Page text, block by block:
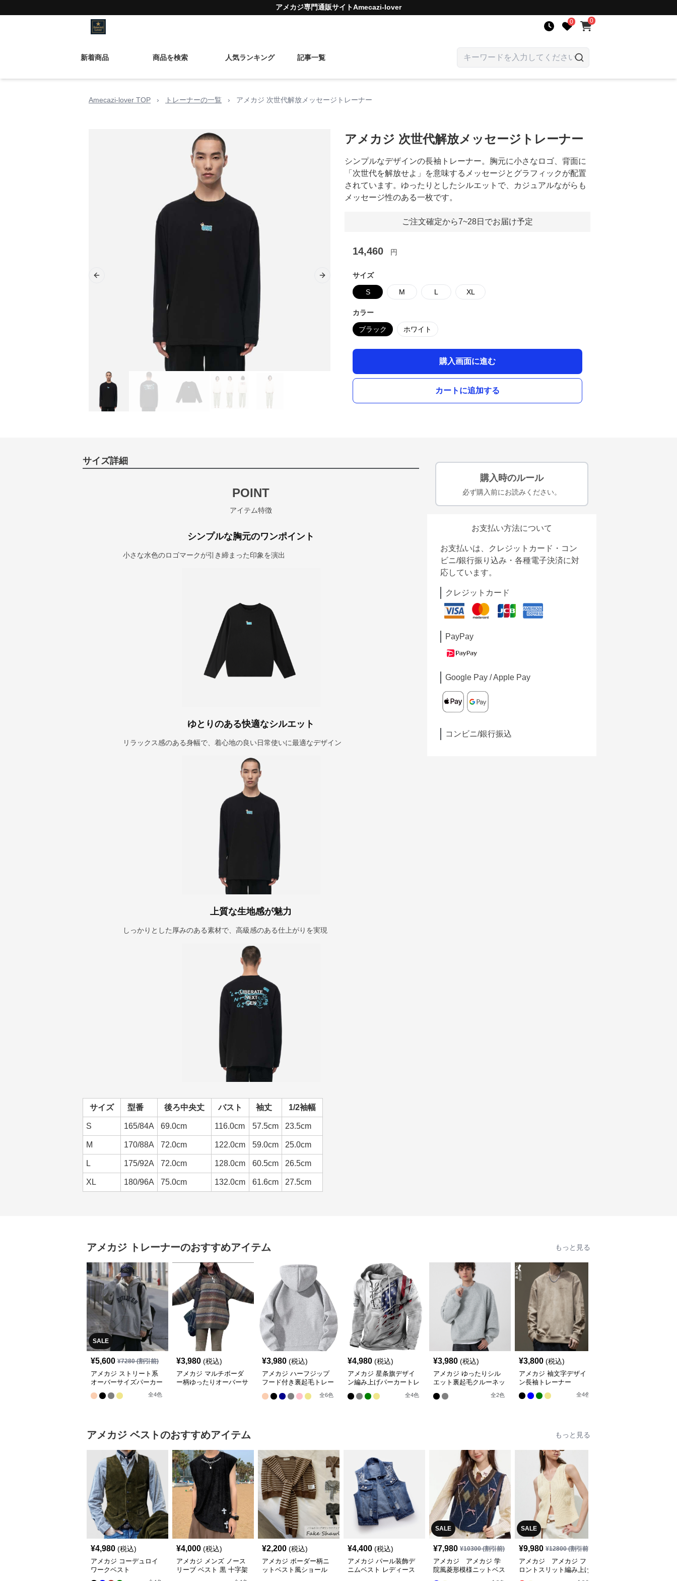
アメカジ専門通販サイトAmecazi-lover
0 0
新着商品 商品を検索 人気ランキング 記事一覧
Amecazi-lover TOP › トレーナーの一覧 › アメカジ 次世代解放メッセージトレーナー
Previous slide Next slide
アメカジ 次世代解放メッセージトレーナー
シンプルなデザインの長袖トレーナー。胸元に小さなロゴ、背面に
「次世代を解放せよ」を意味するメッセージとグラフィックが配置
されています。ゆったりとしたシルエットで、カジュアルながらも
メッセージ性のある一枚です。
ご注文確定から7~28日でお届け予定
14,460 円
サイズ
S M L XL
カラー
ブラック ホワイト
購入画面に進む
カートに追加する
サイズ詳細
POINT
アイテム特徴
シンプルな胸元のワンポイント
小さな水色のロゴマークが引き締まった印象を演出
ゆとりのある快適なシルエット
リラックス感のある身幅で、着心地の良い日常使いに最適なデザイン
上質な生地感が魅力
しっかりとした厚みのある素材で、高級感のある仕上がりを実現
サイズ 型番 後ろ中央丈 バスト 袖丈 1/2袖幅
S 165/84A 69.0cm 116.0cm 57.5cm 23.5cm
M 170/88A 72.0cm 122.0cm 59.0cm 25.0cm
L 175/92A 72.0cm 128.0cm 60.5cm 26.5cm
XL 180/96A 75.0cm 132.0cm 61.6cm 27.5cm
購入時のルール
必ず購入前にお読みください。
お支払い方法について
お支払いは、クレジットカード・コン
ビニ/銀行振り込み・各種電子決済に対
応しています。
クレジットカード
PayPay
Google Pay / Apple Pay
コンビニ/銀行振込
アメカジ トレーナーのおすすめアイテム もっと見る
SALE
¥5,600 ¥7280(割引前)
アメカジ ストリート系
オーバーサイズパーカー
全4色
¥3,980 (税込)
アメカジ マルチボーダ
ー柄ゆったりオーバーサ
¥3,980 (税込)
アメカジ ハーフジップ
フード付き裏起毛トレー
全6色
¥4,980 (税込)
アメカジ 星条旗デザイ
ン編み上げパーカートレ
全4色
¥3,980 (税込)
アメカジ ゆったりシル
エット裏起毛クルーネッ
全2色
¥3,800 (税込)
アメカジ 袖文字デザイ
ン長袖トレーナー
全4色
アメカジ ベストのおすすめアイテム もっと見る
¥4,980 (税込)
アメカジ コーデュロイ
ワークベスト
¥4,000 (税込)
アメカジ メンズ ノース
リーブ ベスト 黒 十字架
¥2,200 (税込)
アメカジ ボーダー柄ニ
ットベスト風ショール
¥4,400 (税込)
アメカジ パール装飾デ
ニムベスト レディース
SALE
¥7,980 ¥10300(割引前)
アメカジ アメカジ 学
院風菱形模様ニットベス
SALE
¥9,980 ¥12800(割引前)
アメカジ アメカジ フ
ロントスリット編み上げ